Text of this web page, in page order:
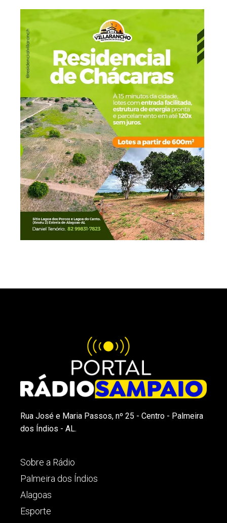
Rua José e Maria Passos, nº 25 - Centro - Palmeira
dos Índios - AL.
Sobre a Rádio
Palmeira dos Índios
Alagoas
Esporte